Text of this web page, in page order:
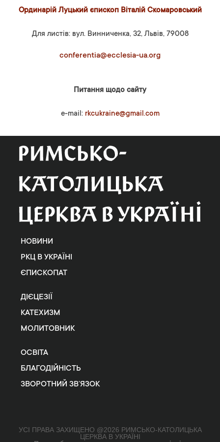
Ординарій Луцький єпископ Віталій Скомаровський
Для листів: вул. Винниченка, 32, Львів, 79008
conferentia@ecclesia-ua.org
Питання щодо сайту
e-mail: rkcukraine@gmail.com
НОВИНИ
РКЦ В УКРАЇНІ
ЄПИСКОПАТ
ДІЄЦЕЗІЇ
КАТЕХИЗМ
МОЛИТОВНИК
ОСВІТА
БЛАГОДІЙНІСТЬ
ЗВОРОТНИЙ ЗВ’ЯЗОК
УСІ ПРАВА ЗАХИЩЕНО @2026 РИМСЬКО-КАТОЛИЦЬКА
ЦЕРКВА В УКРАЇНІ